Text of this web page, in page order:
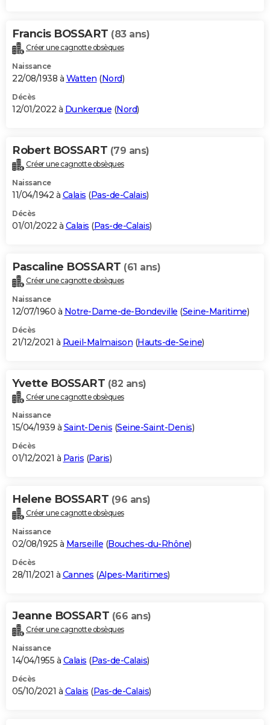
Francis BOSSART (83 ans)
Créer une cagnotte obsèques
Naissance
22/08/1938 à Watten (Nord)
Décès
12/01/2022 à Dunkerque (Nord)
Robert BOSSART (79 ans)
Créer une cagnotte obsèques
Naissance
11/04/1942 à Calais (Pas-de-Calais)
Décès
01/01/2022 à Calais (Pas-de-Calais)
Pascaline BOSSART (61 ans)
Créer une cagnotte obsèques
Naissance
12/07/1960 à Notre-Dame-de-Bondeville (Seine-Maritime)
Décès
21/12/2021 à Rueil-Malmaison (Hauts-de-Seine)
Yvette BOSSART (82 ans)
Créer une cagnotte obsèques
Naissance
15/04/1939 à Saint-Denis (Seine-Saint-Denis)
Décès
01/12/2021 à Paris (Paris)
Helene BOSSART (96 ans)
Créer une cagnotte obsèques
Naissance
02/08/1925 à Marseille (Bouches-du-Rhône)
Décès
28/11/2021 à Cannes (Alpes-Maritimes)
Jeanne BOSSART (66 ans)
Créer une cagnotte obsèques
Naissance
14/04/1955 à Calais (Pas-de-Calais)
Décès
05/10/2021 à Calais (Pas-de-Calais)